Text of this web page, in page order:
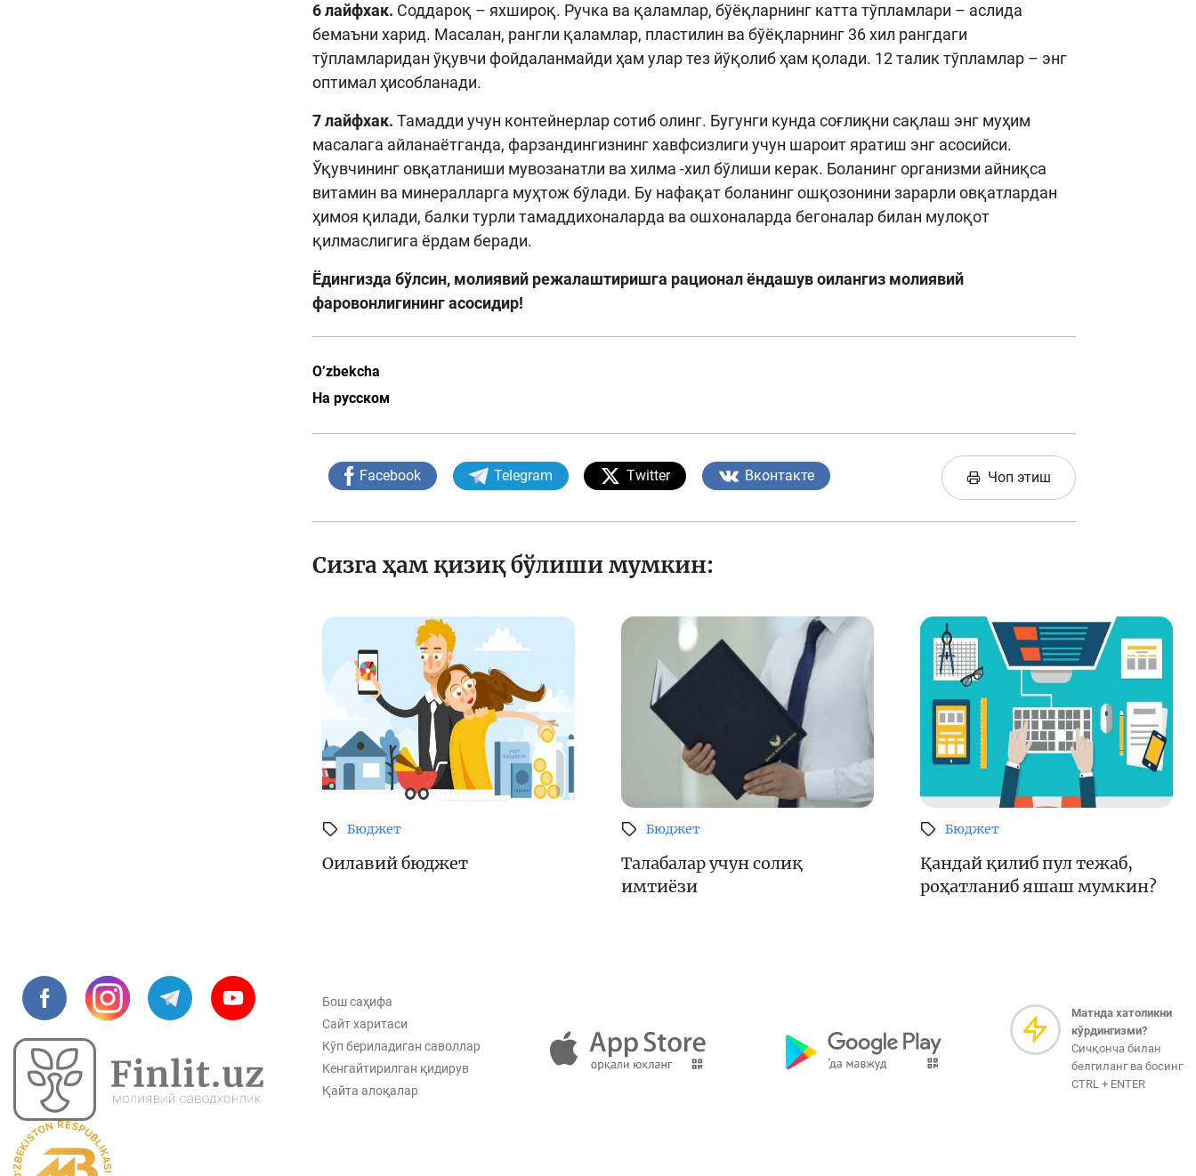
6 лайфхак. Соддароқ – яхшироқ. Ручка ва қаламлар, бўёқларнинг катта тўпламлари – аслида
бемаъни харид. Масалан, рангли қаламлар, пластилин ва бўёқларнинг 36 хил рангдаги
тўпламларидан ўқувчи фойдаланмайди ҳам улар тез йўқолиб ҳам қолади. 12 талик тўпламлар – энг
оптимал ҳисобланади.
7 лайфхак. Тамадди учун контейнерлар сотиб олинг. Бугунги кунда соғлиқни сақлаш энг муҳим
масалага айланаётганда, фарзандингизнинг хавфсизлиги учун шароит яратиш энг асосийси.
Ўқувчининг овқатланиши мувозанатли ва хилма -хил бўлиши керак. Боланинг организми айниқса
витамин ва минералларга муҳтож бўлади. Бу нафақат боланинг ошқозонини зарарли овқатлардан
ҳимоя қилади, балки турли тамаддихоналарда ва ошхоналарда бегоналар билан мулоқот
қилмаслигига ёрдам беради.
Ёдингизда бўлсин, молиявий режалаштиришга рационал ёндашув оилангиз молиявий
фаровонлигининг асосидир!
O’zbekcha
На русском
Facebook Telegram Twitter Вконтакте Чоп этиш
Сизга ҳам қизиқ бўлиши мумкин:
Бюджет
Оилавий бюджет
Бюджет
Талабалар учун солиқ
имтиёзи
Бюджет
Қандай қилиб пул тежаб,
роҳатланиб яшаш мумкин?
Бош саҳифа
Сайт харитаси
Кўп бериладиган саволлар
Кенгайтирилган қидирув
Қайта алоқалар
Матнда хатоликни
кўрдингизми?
Сичқонча билан
белгиланг ва босинг
CTRL + ENTER